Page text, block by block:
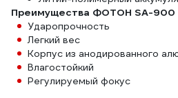
Преимущества ФОТОН SA-900
Ударопрочность
Легкий вес
Корпус из анодированного
Влагостойкий
Регулируемый фокус